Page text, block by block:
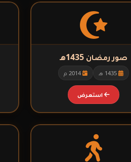
صور رمضان 1435هـ
1435 هـ 2014 م
استعرض